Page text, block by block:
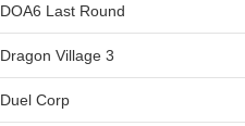
DOA6 Last Round
Dragon Village 3
Duel Corp